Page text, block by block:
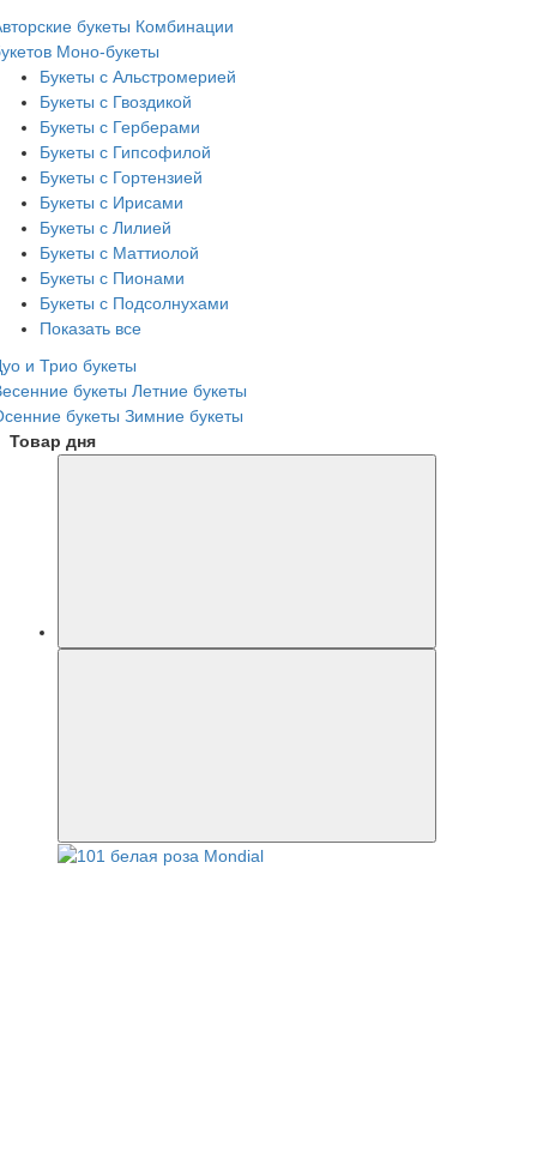
букеты Комбинации
Моно-букеты
Букеты с Альстромерией
Букеты с Гвоздикой
Букеты с Герберами
Букеты с Гипсофилой
Букеты с Гортензией
Букеты с Ирисами
Букеты с Лилией
Букеты с Маттиолой
Букеты с Пионами
Букеты с Подсолнухами
Показать все
и Трио букеты
букеты Летние букеты
букеты Зимние букеты
Товар дня